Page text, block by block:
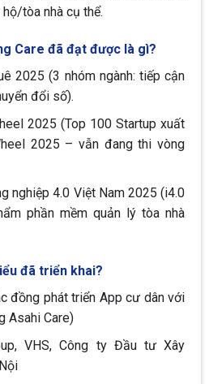
tòa nhà cụ thể.
Care đã đạt được là gì?
2025 (3 nhóm ngành: tiếp cận
đổi số).
2025 (Top 100 Startup xuất
2025 – vẫn đang thi vòng
nghiệp 4.0 Việt Nam 2025 (i4.0
phần mềm quản lý tòa nhà
đã triển khai?
đồng phát triển App cư dân với
Asahi Care)
VHS, Công ty Đầu tư Xây